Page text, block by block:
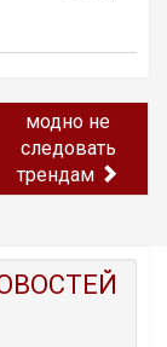
модно не
следовать
трендам